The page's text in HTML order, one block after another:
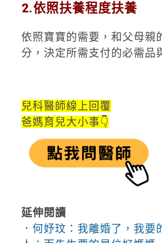
2.依照扶養程度扶養
依照寶寶的需要，和父母親
分，決定所需支付的必需品
兒科醫師線上回覆
爸媽育兒大小事👇
延伸閱讀
． 何妤玟：我離婚了，我要